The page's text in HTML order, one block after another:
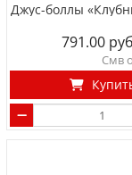
Джус-боллы
791.00
Смв